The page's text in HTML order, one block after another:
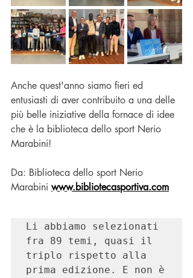
Anche quest'anno siamo fieri ed
entusiasti di aver contribuito a una delle
più belle iniziative della fornace di idee
che è la biblioteca dello sport Nerio
Marabini!
Da: Biblioteca dello sport Nerio
Marabini www.bibliotecasportiva.com
Li abbiamo selezionati
fra 89 temi, quasi il
triplo rispetto alla
prima edizione. E non è